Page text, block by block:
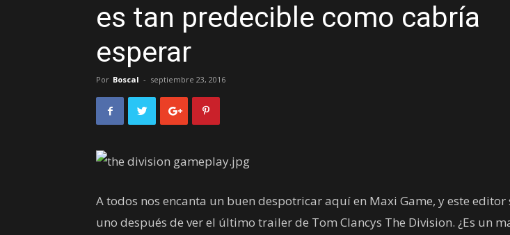
es tan predecible como cabría
esperar
Por Boscal - septiembre 23, 2016
A todos nos encanta un buen despotricar aquí en Maxi Game, y este editor
uno después de ver el último trailer de Tom Clancys The Division. ¿Es un